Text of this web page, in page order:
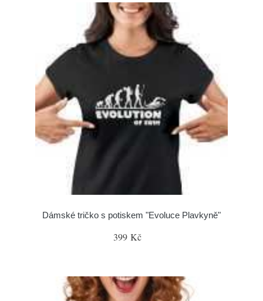
Dámské tričko s potiskem "Evoluce Plavkyně"
399 Kč